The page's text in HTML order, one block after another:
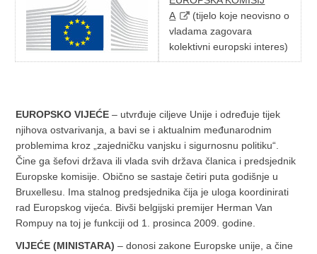
A
(tijelo koje neovisno o
vladama zagovara
kolektivni europski interes)
EUROPSKO VIJEĆE – utvrđuje ciljeve Unije i određuje tijek
njihova ostvarivanja, a bavi se i aktualnim međunarodnim
problemima kroz „zajedničku vanjsku i sigurnosnu politiku“.
Čine ga šefovi država ili vlada svih država članica i predsjednik
Europske komisije. Obično se sastaje četiri puta godišnje u
Bruxellesu. Ima stalnog predsjednika čija je uloga koordinirati
rad Europskog vijeća. Bivši belgijski premijer Herman Van
Rompuy na toj je funkciji od 1. prosinca 2009. godine.
VIJEĆE (MINISTARA) – donosi zakone Europske unije, a čine